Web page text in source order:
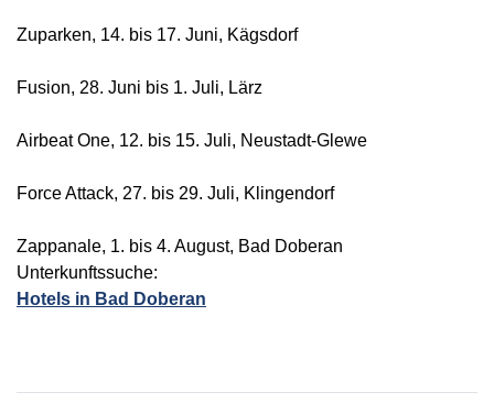
Zuparken, 14. bis 17. Juni, Kägsdorf
Fusion, 28. Juni bis 1. Juli, Lärz
Airbeat One, 12. bis 15. Juli, Neustadt-Glewe
Force Attack, 27. bis 29. Juli, Klingendorf
Zappanale, 1. bis 4. August, Bad Doberan
Unterkunftssuche:
Hotels in Bad Doberan